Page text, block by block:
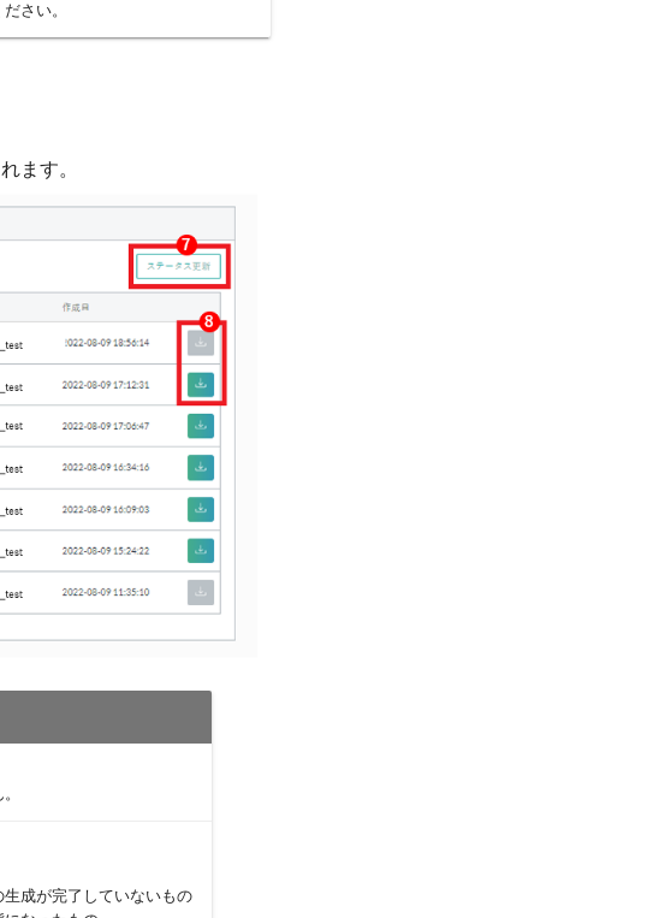
さい。
ます。
成が完了していないもの